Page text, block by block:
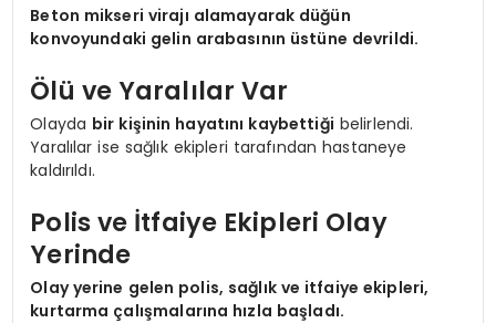
Beton mikseri virajı alamayarak düğün
konvoyundaki gelin arabasının üstüne devrildi.
Ölü ve Yaralılar Var
Olayda bir kişinin hayatını kaybettiği belirlendi.
Yaralılar ise sağlık ekipleri tarafından hastaneye
kaldırıldı.
Polis ve İtfaiye Ekipleri Olay
Yerinde
Olay yerine gelen polis, sağlık ve itfaiye ekipleri,
kurtarma çalışmalarına hızla başladı.